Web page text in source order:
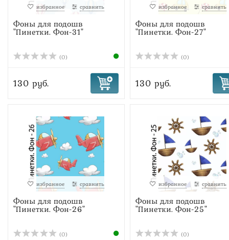
избранное сравнить
Фоны для подошв
"Пинетки. Фон-31"
(0)
130 руб.
избранное сравнить
Фоны для подошв
"Пинетки. Фон-27"
(0)
130 руб.
избранное сравнить
Фоны для подошв
"Пинетки. Фон-26"
(0)
избранное сравнить
Фоны для подошв
"Пинетки. Фон-25"
(0)